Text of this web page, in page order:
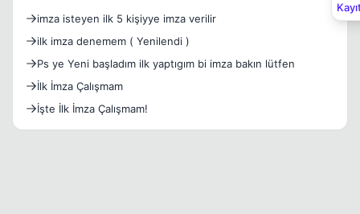
imza isteyen ilk 5 kişiyye imza verilir
ilk imza denemem ( Yenilendi )
Ps ye Yeni başladım ilk yaptıgım bi imza bakın lütfen
İlk İmza Çalışmam
İşte İlk İmza Çalışmam!